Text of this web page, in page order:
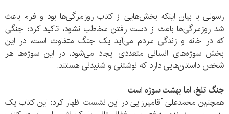
رسولی با بیان اینکه بخش‌هایی از کتاب روزمرگی‌ها بود و فرم باعث
شد روزمرگی‌ها باعث از دست رفتن مخاطب نشود، تاکید کرد: جنگی
که در خانه و زندگی مردم می‌آید یک جنگ متفاوت است، در این
بخش سوژه‌های انسانی متعددی ایجاد می‌شود، در این سوژه‌ها هر
شخص داستان‌هایی دارد که نوشتنی و شنیدنی هستند.
جنگ تلخ، اما بهشت سوژه است
همچنین محمدعلی آقامیرزایی در این نشست اظهار کرد: این کتاب یک